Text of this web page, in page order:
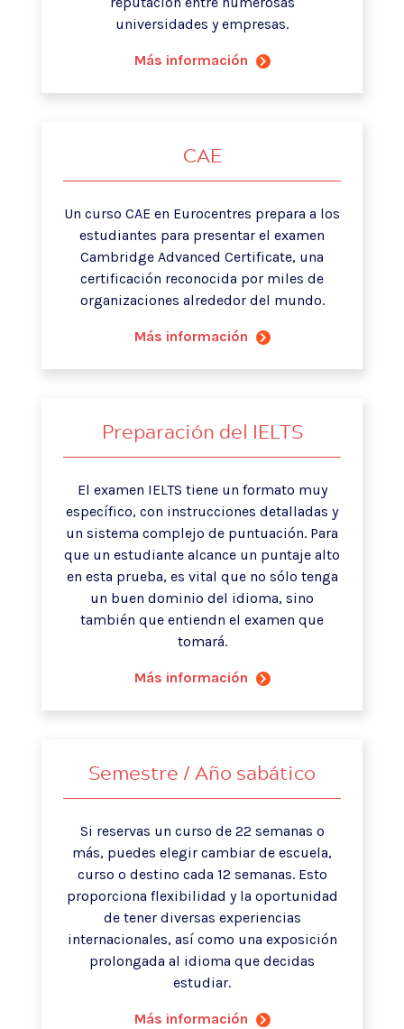
universidades y empresas.
Más información
CAE
Un curso CAE en Eurocentres prepara a los
estudiantes para presentar el examen
Cambridge Advanced Certificate, una
certificación reconocida por miles de
organizaciones alrededor del mundo.
Más información
Preparación del IELTS
El examen IELTS tiene un formato muy
específico, con instrucciones detalladas y
un sistema complejo de puntuación. Para
que un estudiante alcance un puntaje alto
en esta prueba, es vital que no sólo tenga
un buen dominio del idioma, sino
también que entiendn el examen que
tomará.
Más información
Semestre / Año sabático
Si reservas un curso de 22 semanas o
más, puedes elegir cambiar de escuela,
curso o destino cada 12 semanas. Esto
proporciona flexibilidad y la oportunidad
de tener diversas experiencias
internacionales, así como una exposición
prolongada al idioma que decidas
estudiar.
Más información